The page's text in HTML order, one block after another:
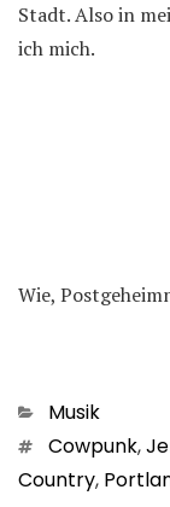
Stadt. Also in
ich mich.
Wie,
Kategorien
Musik
Schlagwörter
Cowpunk,
Country,